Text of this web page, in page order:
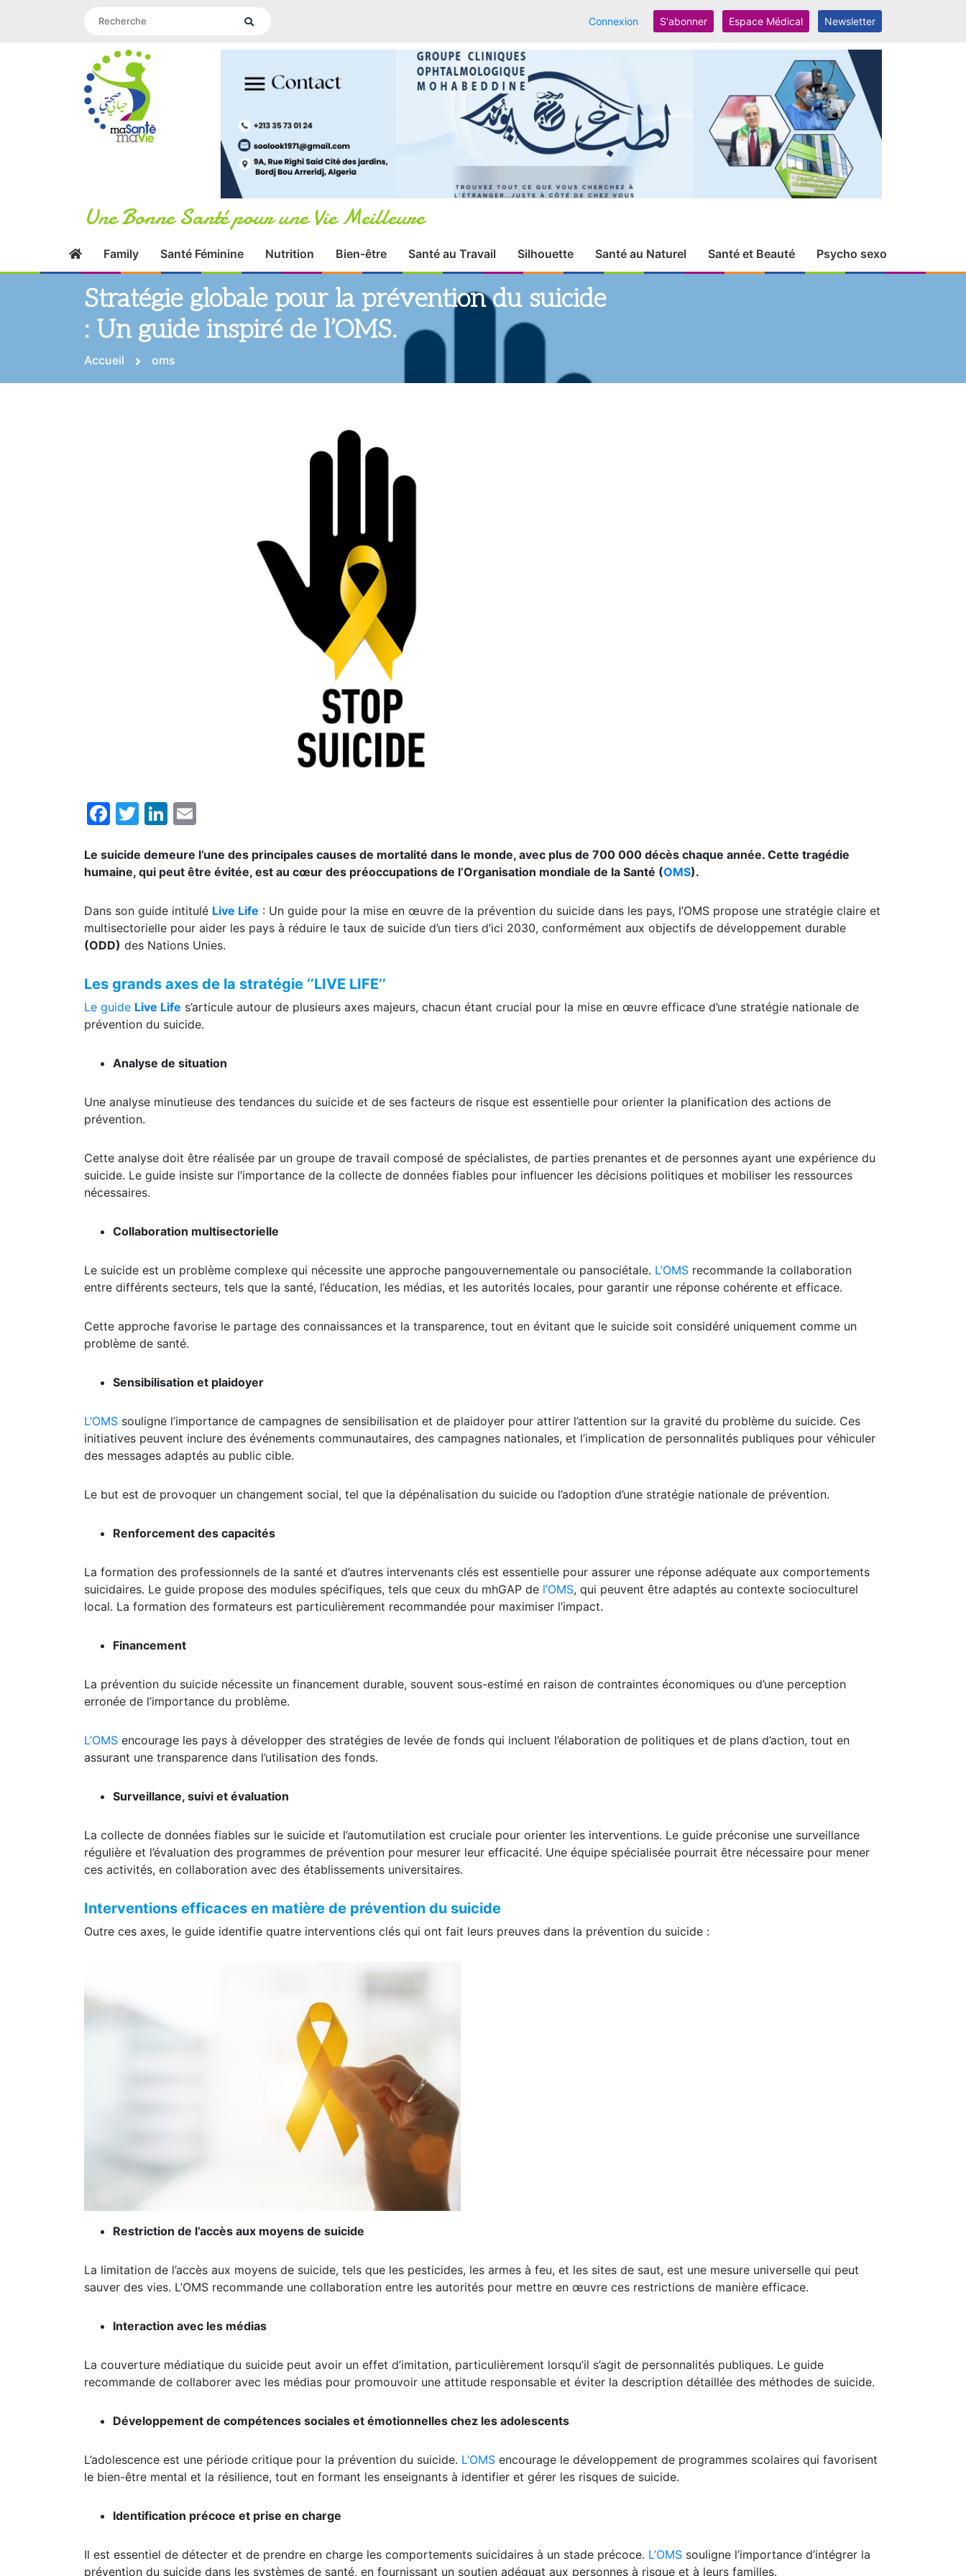
Connexion S'abonner Espace Médical Newsletter
Une Bonne Santé pour une Vie Meilleure
Family Santé Féminine Nutrition Bien-être Santé au Travail Silhouette Santé au Naturel Santé et Beauté Psycho sexo
Stratégie globale pour la prévention du suicide
: Un guide inspiré de l’OMS.
Accueil oms
Facebook
TwitterLinkedIn
Le suicide demeure l’une des principales causes de mortalité dans le monde, avec plus de 700 000 décès chaque année. Cette tragédie
humaine, qui peut être évitée, est au cœur des préoccupations de l’Organisation mondiale de la Santé (OMS).
Dans son guide intitulé Live Life : Un guide pour la mise en œuvre de la prévention du suicide dans les pays, l’OMS propose une stratégie claire et
multisectorielle pour aider les pays à réduire le taux de suicide d’un tiers d’ici 2030, conformément aux objectifs de développement durable
(ODD) des Nations Unies.
Les grands axes de la stratégie ‘’LIVE LIFE’’
Le guide Live Life s’articule autour de plusieurs axes majeurs, chacun étant crucial pour la mise en œuvre efficace d’une stratégie nationale de
prévention du suicide.
Analyse de situation
Une analyse minutieuse des tendances du suicide et de ses facteurs de risque est essentielle pour orienter la planification des actions de
prévention.
Cette analyse doit être réalisée par un groupe de travail composé de spécialistes, de parties prenantes et de personnes ayant une expérience du
suicide. Le guide insiste sur l’importance de la collecte de données fiables pour influencer les décisions politiques et mobiliser les ressources
nécessaires.
Collaboration multisectorielle
Le suicide est un problème complexe qui nécessite une approche pangouvernementale ou pansociétale. L’OMS recommande la collaboration
entre différents secteurs, tels que la santé, l’éducation, les médias, et les autorités locales, pour garantir une réponse cohérente et efficace.
Cette approche favorise le partage des connaissances et la transparence, tout en évitant que le suicide soit considéré uniquement comme un
problème de santé.
Sensibilisation et plaidoyer
L’OMS souligne l’importance de campagnes de sensibilisation et de plaidoyer pour attirer l’attention sur la gravité du problème du suicide. Ces
initiatives peuvent inclure des événements communautaires, des campagnes nationales, et l’implication de personnalités publiques pour véhiculer
des messages adaptés au public cible.
Le but est de provoquer un changement social, tel que la dépénalisation du suicide ou l’adoption d’une stratégie nationale de prévention.
Renforcement des capacités
La formation des professionnels de la santé et d’autres intervenants clés est essentielle pour assurer une réponse adéquate aux comportements
suicidaires. Le guide propose des modules spécifiques, tels que ceux du mhGAP de l’OMS, qui peuvent être adaptés au contexte socioculturel
local. La formation des formateurs est particulièrement recommandée pour maximiser l’impact.
Financement
La prévention du suicide nécessite un financement durable, souvent sous-estimé en raison de contraintes économiques ou d’une perception
erronée de l’importance du problème.
L’OMS encourage les pays à développer des stratégies de levée de fonds qui incluent l’élaboration de politiques et de plans d’action, tout en
assurant une transparence dans l’utilisation des fonds.
Surveillance, suivi et évaluation
La collecte de données fiables sur le suicide et l’automutilation est cruciale pour orienter les interventions. Le guide préconise une surveillance
régulière et l’évaluation des programmes de prévention pour mesurer leur efficacité. Une équipe spécialisée pourrait être nécessaire pour mener
ces activités, en collaboration avec des établissements universitaires.
Interventions efficaces en matière de prévention du suicide
Outre ces axes, le guide identifie quatre interventions clés qui ont fait leurs preuves dans la prévention du suicide :
Restriction de l’accès aux moyens de suicide
La limitation de l’accès aux moyens de suicide, tels que les pesticides, les armes à feu, et les sites de saut, est une mesure universelle qui peut
sauver des vies. L’OMS recommande une collaboration entre les autorités pour mettre en œuvre ces restrictions de manière efficace.
Interaction avec les médias
La couverture médiatique du suicide peut avoir un effet d’imitation, particulièrement lorsqu’il s’agit de personnalités publiques. Le guide
recommande de collaborer avec les médias pour promouvoir une attitude responsable et éviter la description détaillée des méthodes de suicide.
Développement de compétences sociales et émotionnelles chez les adolescents
L’adolescence est une période critique pour la prévention du suicide. L’OMS encourage le développement de programmes scolaires qui favorisent
le bien-être mental et la résilience, tout en formant les enseignants à identifier et gérer les risques de suicide.
Identification précoce et prise en charge
Il est essentiel de détecter et de prendre en charge les comportements suicidaires à un stade précoce. L’OMS souligne l’importance d’intégrer la
prévention du suicide dans les systèmes de santé, en fournissant un soutien adéquat aux personnes à risque et à leurs familles.